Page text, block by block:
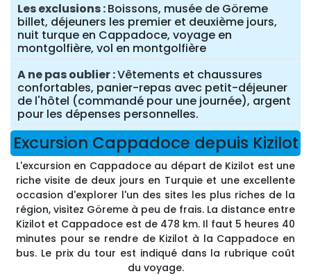
Les exclusions Boissons, musée de Göreme
billet, déjeuners les premier et deuxième jours,
nuit turque en Cappadoce, voyage en
montgolfière, vol en montgolfière
A ne pas oublier Vêtements et chaussures
confortables, panier-repas avec petit-déjeuner
de l'hôtel (commandé pour une journée), argent
pour les dépenses personnelles.
Excursion Cappadoce depuis Kizilot
L'excursion en Cappadoce au départ de Kizilot est une
riche visite de deux jours en Turquie et une excellente
occasion d'explorer l'un des sites les plus riches de la
région, visitez Göreme à peu de frais. La distance entre
Kizilot et Cappadoce est de 478 km. Il faut 5 heures 40
minutes pour se rendre de Kizilot à la Cappadoce en
bus. Le prix du tour est indiqué dans la rubrique coût
du voyage.